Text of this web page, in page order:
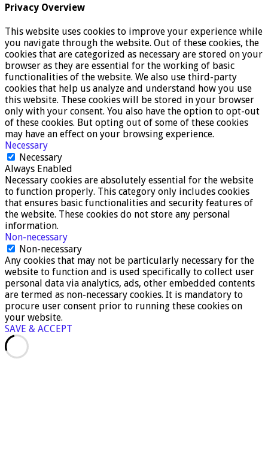
Privacy Overview
This website uses cookies to improve your experience while
you navigate through the website. Out of these cookies, the
cookies that are categorized as necessary are stored on your
browser as they are essential for the working of basic
functionalities of the website. We also use third-party
cookies that help us analyze and understand how you use
this website. These cookies will be stored in your browser
only with your consent. You also have the option to opt-out
of these cookies. But opting out of some of these cookies
may have an effect on your browsing experience.
Necessary
Necessary
Always Enabled
Necessary cookies are absolutely essential for the website
to function properly. This category only includes cookies
that ensures basic functionalities and security features of
the website. These cookies do not store any personal
information.
Non-necessary
Non-necessary
Any cookies that may not be particularly necessary for the
website to function and is used specifically to collect user
personal data via analytics, ads, other embedded contents
are termed as non-necessary cookies. It is mandatory to
procure user consent prior to running these cookies on
your website.
SAVE & ACCEPT